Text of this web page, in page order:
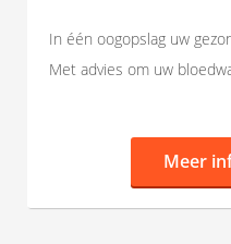
In één oogopslag uw
Met advies om uw
Meer